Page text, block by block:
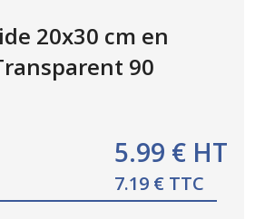
20x30 cm en
90
5.99 € HT
7.19 € TTC